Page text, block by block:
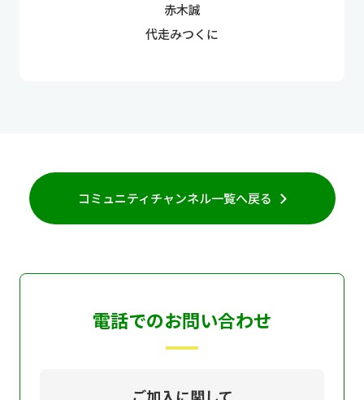
赤木誠
代走みつくに
コミュニティチャンネル一覧へ戻る
電話でのお問い合わせ